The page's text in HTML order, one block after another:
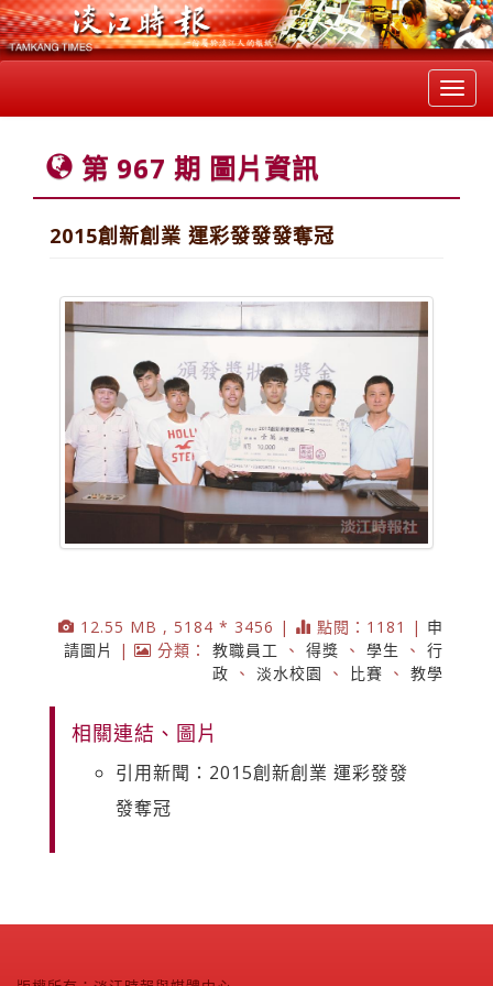
第 967 期 圖片資訊
2015創新創業 運彩發發發奪冠
12.55 MB , 5184 * 3456 | 點閱：1181 | 申
請圖片
| 分類： 教職員工 、 得獎 、 學生 、 行
政 、 淡水校園 、 比賽 、 教學
相關連結、圖片
引用新聞：2015創新創業 運彩發發
發奪冠